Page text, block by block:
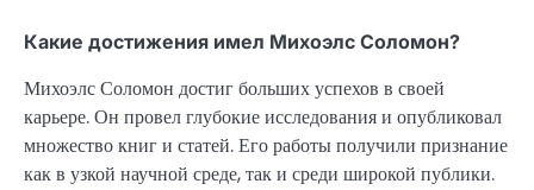
Какие достижения имел Михоэлс Соломон?
Михоэлс Соломон достиг больших успехов в своей
карьере. Он провел глубокие исследования и опубликовал
множество книг и статей. Его работы получили признание
как в узкой научной среде, так и среди широкой публики.